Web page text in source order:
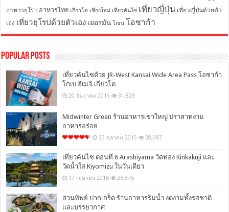
อาหารยุโรป อาหารไทย เกียวโต เชียงใหม่ เที่ยวคันไซ เที่ยวญี่ปุ่น เที่ยวญี่ปุ่นด้วยตัว
เอง เที่ยวยุโรปด้วยตัวเอง เยอรมัน โกเบ โอซาก้า
Popular Posts
เที่ยวคันไซด้วย JR-West Kansai Wide Area Pass โอซาก้า
โกเบ ฮิเมจิ เกียวโต
20 ธันวาคม 2015 31,829
Midwinter Green ร้านอาหารเขาใหญ่ ปราสาทงาม
อาหารอร่อย
23 ตุลาคม 2015 28,087
เที่ยวคันไซ ตอนที่ 6 Arashiyama วัดทอง Kinkakuji และ
วัดน้ำใส Kiyomizu ในวันเดียว
17 เมษายน 2016 26,876
สวนทิพย์ ปากเกร็ด ร้านอาหารริมน้ำ งดงามทั้งรสชาติ
และบรรยากาศ